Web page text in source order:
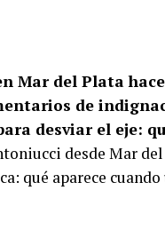
Mar del Plata
de
desviar el eje:
desde Mar